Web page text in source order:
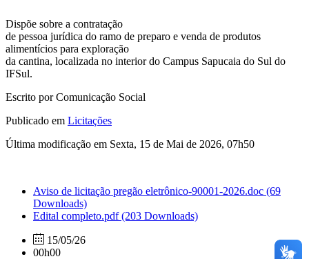
Dispõe sobre a contratação
de pessoa jurídica do ramo de preparo e venda de produtos
alimentícios para exploração
da cantina, localizada no interior do Campus Sapucaia do Sul do
IFSul.
Escrito por Comunicação Social
Publicado em Licitações
Última modificação em Sexta, 15 de Mai de 2026, 07h50
Aviso de licitação pregão eletrônico-90001-2026.doc (69
Downloads)
Edital completo.pdf(203 Downloads)
15/05/26
00h00